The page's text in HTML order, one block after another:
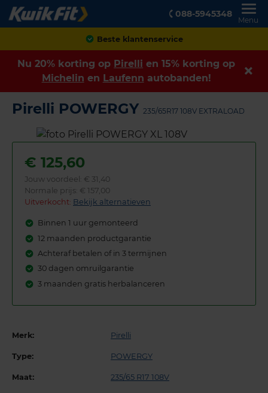
088-5945348
Menu
Beste klantenservice
Nu 20% korting op Pirelli en 15% korting op
Michelin en Laufenn autobanden!
Pirelli POWERGY 235/65R17 108V EXTRALOAD
€ 125,60
Jouw voordeel: € 31,40
Normale prijs: € 157,00
Uitverkocht: Bekijk alternatieven
Binnen 1 uur gemonteerd
12 maanden productgarantie
Achteraf betalen of in 3 termijnen
30 dagen omruilgarantie
3 maanden gratis herbalanceren
Merk: Pirelli
Type: POWERGY
Maat: 235/65 R17 108V